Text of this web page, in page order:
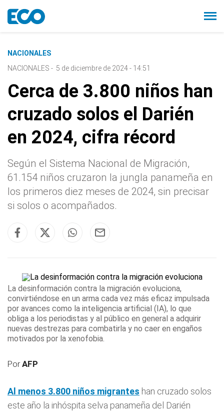
NACIONALES
NACIONALES - 5 de diciembre de 2024 - 14:51
Cerca de 3.800 niños han
cruzado solos el Darién
en 2024, cifra récord
Según el Sistema Nacional de Migración,
61.154 niños cruzaron la jungla panameña en
los primeros diez meses de 2024, sin precisar
si solos o acompañados.
La desinformación contra la migración evoluciona,
convirtiéndose en un arma cada vez más eficaz impulsada
por avances como la inteligencia artificial (IA), lo que
obliga a los periodistas y al público en general a adquirir
nuevas destrezas para combatirla y no caer en engaños
motivados por la xenofobia.
PorAFP
Al menos 3.800 niños migrantes han cruzado solos
este año la inhóspita selva panameña del Darién